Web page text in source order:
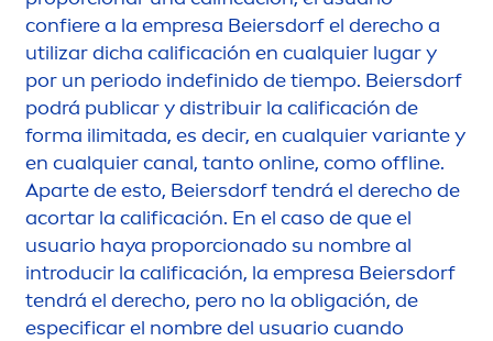
confiere a la empresa Beiersdorf el derecho a
utilizar dicha calificación en cualquier lugar y
por un periodo indefinido de tiempo. Beiersdorf
podrá publicar y distribuir la calificación de
forma ilimitada, es decir, en cualquier variante y
en cualquier canal, tanto online, como offline.
Aparte de esto, Beiersdorf tendrá el derecho de
acortar la calificación. En el caso de que el
usuario haya proporcionado su nombre al
introducir la calificación, la empresa Beiersdorf
tendrá el derecho, pero no la obligación, de
especificar el nombre del usuario cuando